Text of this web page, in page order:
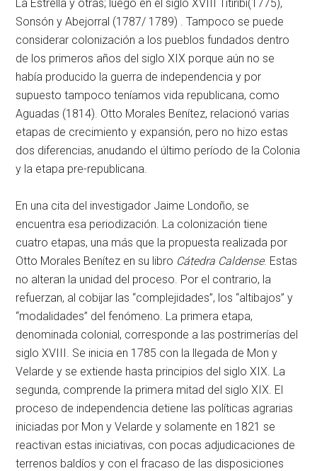
La Estrella y otras; luego en el siglo XVIII Titiribí(1775),
Sonsón y Abejorral (1787/ 1789) . Tampoco se puede
considerar colonización a los pueblos fundados dentro
de los primeros años del siglo XIX porque aún no se
había producido la guerra de independencia y por
supuesto tampoco teníamos vida republicana, como
Aguadas (1814). Otto Morales Benítez, relacionó varias
etapas de crecimiento y expansión, pero no hizo estas
dos diferencias, anudando el último período de la Colonia
y la etapa pre-republicana.
En una cita del investigador Jaime Londoño, se
encuentra esa periodización. La colonización tiene
cuatro etapas, una más que la propuesta realizada por
Otto Morales Benítez en su libro Cátedra Caldense. Estas
no alteran la unidad del proceso. Por el contrario, la
refuerzan, al cobijar las “complejidades”, los “altibajos” y
“modalidades” del fenómeno. La primera etapa,
denominada colonial, corresponde a las postrimerías del
siglo XVIII. Se inicia en 1785 con la llegada de Mon y
Velarde y se extiende hasta principios del siglo XIX. La
segunda, comprende la primera mitad del siglo XIX. El
proceso de independencia detiene las políticas agrarias
iniciadas por Mon y Velarde y solamente en 1821 se
reactivan estas iniciativas, con pocas adjudicaciones de
terrenos baldíos y con el fracaso de las disposiciones